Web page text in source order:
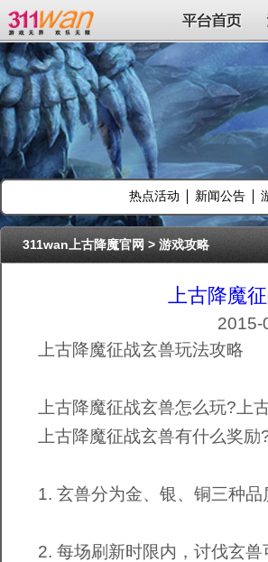
311wan平台 平台首页
热点活动 新闻公告
311wan上古降魔官网>游戏攻略
上古降魔
2015-
上古降魔征战玄兽玩法攻略
上古降魔征战玄兽怎么玩?上
上古降魔征战玄兽有什么奖励
1. 玄兽分为金、银、铜三种
2. 每场刷新时限内，讨伐玄